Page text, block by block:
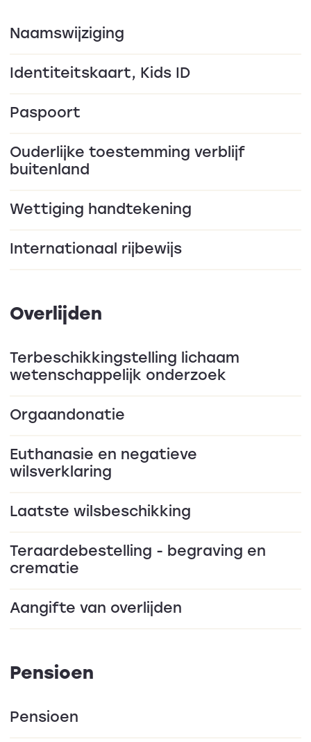
Naamswijziging
Identiteitskaart, Kids ID
Paspoort
Ouderlijke toestemming verblijf
buitenland
Wettiging handtekening
Internationaal rijbewijs
Overlijden
Terbeschikkingstelling lichaam
wetenschappelijk onderzoek
Orgaandonatie
Euthanasie en negatieve
wilsverklaring
Laatste wilsbeschikking
Teraardebestelling - begraving en
crematie
Aangifte van overlijden
Pensioen
Pensioen